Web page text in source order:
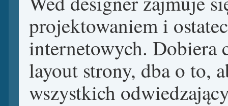
projektowaniem i
internetowych. Dobiera
layout strony, dba o to,
wszystkich